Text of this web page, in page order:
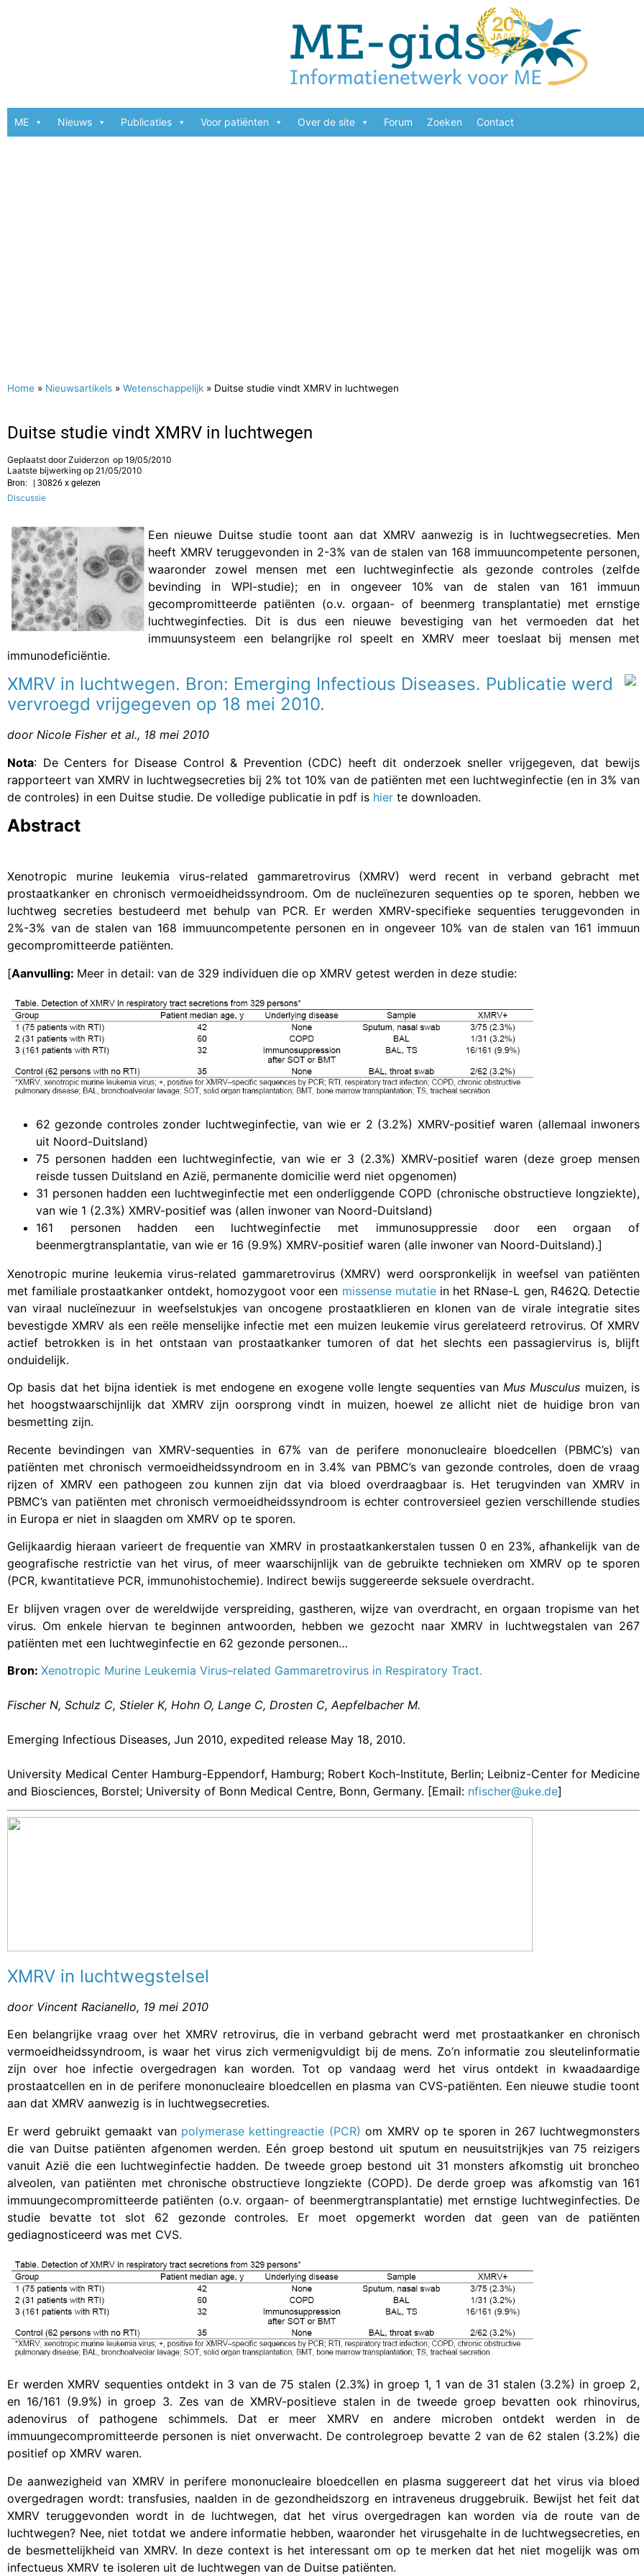
ME Nieuws Publicaties Voor patiënten Over de site Forum Zoeken Contact
Home » Nieuwsartikels » Wetenschappelijk » Duitse studie vindt XMRV in luchtwegen
Duitse studie vindt XMRV in luchtwegen
Geplaatst doorZuiderzon op 19/05/2010
Laatste bijwerking op 21/05/2010
Bron: | 30826 x gelezen
Discussie
Een nieuwe Duitse studie toont aan dat XMRV aanwezig is in luchtwegsecreties. Men
heeft XMRV teruggevonden in 2-3% van de stalen van 168 immuuncompetente personen,
waaronder zowel mensen met een luchtweginfectie als gezonde controles (zelfde
bevinding in WPI-studie); en in ongeveer 10% van de stalen van 161 immuun
gecompromitteerde patiënten (o.v. orgaan- of beenmerg transplantatie) met ernstige
luchtweginfecties. Dit is dus een nieuwe bevestiging van het vermoeden dat het
immuunsysteem een belangrijke rol speelt en XMRV meer toeslaat bij mensen met
immunodeficiëntie.
XMRV in luchtwegen. Bron: Emerging Infectious Diseases. Publicatie werd
vervroegd vrijgegeven op 18 mei 2010.
door Nicole Fisher et al., 18 mei 2010
Nota: De Centers for Disease Control & Prevention (CDC) heeft dit onderzoek sneller vrijgegeven, dat bewijs
rapporteert van XMRV in luchtwegsecreties bij 2% tot 10% van de patiënten met een luchtweginfectie (en in 3% van
de controles) in een Duitse studie. De volledige publicatie in pdf is hier te downloaden.
Abstract
Xenotropic murine leukemia virus-related gammaretrovirus (XMRV) werd recent in verband gebracht met
prostaatkanker en chronisch vermoeidheidssyndroom. Om de nucleïnezuren sequenties op te sporen, hebben we
luchtweg secreties bestudeerd met behulp van PCR. Er werden XMRV-specifieke sequenties teruggevonden in
2%-3% van de stalen van 168 immuuncompetente personen en in ongeveer 10% van de stalen van 161 immuun
gecompromitteerde patiënten.
[Aanvulling: Meer in detail: van de 329 individuen die op XMRV getest werden in deze studie:
62 gezonde controles zonder luchtweginfectie, van wie er 2 (3.2%) XMRV-positief waren (allemaal inwoners
uit Noord-Duitsland)
75 personen hadden een luchtweginfectie, van wie er 3 (2.3%) XMRV-positief waren (deze groep mensen
reisde tussen Duitsland en Azië, permanente domicilie werd niet opgenomen)
31 personen hadden een luchtweginfectie met een onderliggende COPD (chronische obstructieve longziekte),
van wie 1 (2.3%) XMRV-positief was (allen inwoner van Noord-Duitsland)
161 personen hadden een luchtweginfectie met immunosuppressie door een orgaan of
beenmergtransplantatie, van wie er 16 (9.9%) XMRV-positief waren (alle inwoner van Noord-Duitsland).]
Xenotropic murine leukemia virus-related gammaretrovirus (XMRV) werd oorspronkelijk in weefsel van patiënten
met familiale prostaatkanker ontdekt, homozygoot voor een missense mutatiein het RNase-L gen, R462Q. Detectie
van viraal nucleïnezuur in weefselstukjes van oncogene prostaatklieren en klonen van de virale integratie sites
bevestigde XMRV als een reële menselijke infectie met een muizen leukemie virus gerelateerd retrovirus. Of XMRV
actief betrokken is in het ontstaan van prostaatkanker tumoren of dat het slechts een passagiervirus is, blijft
onduidelijk.
Op basis dat het bijna identiek is met endogene en exogene volle lengte sequenties vanMus Musculus muizen, is
het hoogstwaarschijnlijk dat XMRV zijn oorsprong vindt in muizen, hoewel ze allicht niet de huidige bron van
besmetting zijn.
Recente bevindingen van XMRV-sequenties in 67% van de perifere mononucleaire bloedcellen (PBMC’s) van
patiënten met chronisch vermoeidheidssyndroom en in 3.4% van PBMC’s van gezonde controles, doen de vraag
rijzen of XMRV een pathogeen zou kunnen zijn dat via bloed overdraagbaar is. Het terugvinden van XMRV in
PBMC’s van patiënten met chronisch vermoeidheidssyndroom is echter controversieel gezien verschillende studies
in Europa er niet in slaagden om XMRV op te sporen.
Gelijkaardig hieraan varieert de frequentie van XMRV in prostaatkankerstalen tussen 0 en 23%, afhankelijk van de
geografische restrictie van het virus, of meer waarschijnlijk van de gebruikte technieken om XMRV op te sporen
(PCR, kwantitatieve PCR, immunohistochemie). Indirect bewijs suggereerde seksuele overdracht.
Er blijven vragen over de wereldwijde verspreiding, gastheren, wijze van overdracht, en orgaan tropisme van het
virus. Om enkele hiervan te beginnen antwoorden, hebben we gezocht naar XMRV in luchtwegstalen van 267
patiënten met een luchtweginfectie en 62 gezonde personen…
Bron: Xenotropic Murine Leukemia Virus–related Gammaretrovirus in Respiratory Tract.
Fischer N, Schulz C, Stieler K, Hohn O, Lange C, Drosten C, Aepfelbacher M.
Emerging Infectious Diseases, Jun 2010, expedited release May 18, 2010.
University Medical Center Hamburg-Eppendorf, Hamburg; Robert Koch-Institute, Berlin; Leibniz-Center for Medicine
and Biosciences, Borstel; University of Bonn Medical Centre, Bonn, Germany. [Email: nfischer@uke.de]
XMRV in luchtwegstelsel
door Vincent Racianello, 19 mei 2010
Een belangrijke vraag over het XMRV retrovirus, die in verband gebracht werd met prostaatkanker en chronisch
vermoeidheidssyndroom, is waar het virus zich vermenigvuldigt bij de mens. Zo’n informatie zou sleutelinformatie
zijn over hoe infectie overgedragen kan worden. Tot op vandaag werd het virus ontdekt in kwaadaardige
prostaatcellen en in de perifere mononucleaire bloedcellen en plasma van CVS-patiënten. Een nieuwe studie toont
aan dat XMRV aanwezig is in luchtwegsecreties.
Er werd gebruikt gemaakt van polymerase kettingreactie (PCR) om XMRV op te sporen in 267 luchtwegmonsters
die van Duitse patiënten afgenomen werden. Eén groep bestond uit sputum en neusuitstrijkjes van 75 reizigers
vanuit Azië die een luchtweginfectie hadden. De tweede groep bestond uit 31 monsters afkomstig uit broncheo
alveolen, van patiënten met chronische obstructieve longziekte (COPD). De derde groep was afkomstig van 161
immuungecompromitteerde patiënten (o.v. orgaan- of beenmergtransplantatie) met ernstige luchtweginfecties. De
studie bevatte tot slot 62 gezonde controles. Er moet opgemerkt worden dat geen van de patiënten
gediagnosticeerd was met CVS.
Er werden XMRV sequenties ontdekt in 3 van de 75 stalen (2.3%) in groep 1, 1 van de 31 stalen (3.2%) in groep 2,
en 16/161 (9.9%) in groep 3. Zes van de XMRV-positieve stalen in de tweede groep bevatten ook rhinovirus,
adenovirus of pathogene schimmels. Dat er meer XMRV en andere microben ontdekt werden in de
immuungecompromitteerde personen is niet onverwacht. De controlegroep bevatte 2 van de 62 stalen (3.2%) die
positief op XMRV waren.
De aanwezigheid van XMRV in perifere mononucleaire bloedcellen en plasma suggereert dat het virus via bloed
overgedragen wordt: transfusies, naalden in de gezondheidszorg en intraveneus druggebruik. Bewijst het feit dat
XMRV teruggevonden wordt in de luchtwegen, dat het virus overgedragen kan worden via de route van de
luchtwegen? Nee, niet totdat we andere informatie hebben, waaronder het virusgehalte in de luchtwegsecreties, en
de besmettelijkheid van XMRV. In deze context is het interessant om op te merken dat het niet mogelijk was om
infectueus XMRV te isoleren uit de luchtwegen van de Duitse patiënten.